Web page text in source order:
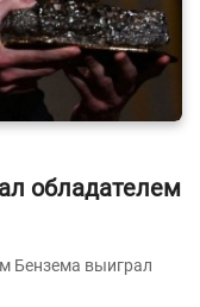
обладателем
Бензема выиграл